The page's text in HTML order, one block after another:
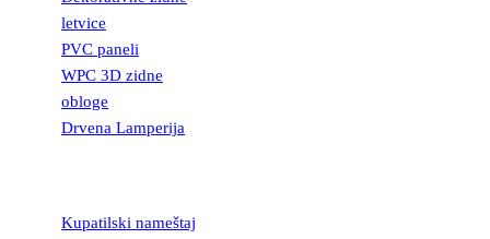
letvice
PVC paneli
WPC 3D zidne
obloge
Drvena Lamperija
Kupatilski nameštaj